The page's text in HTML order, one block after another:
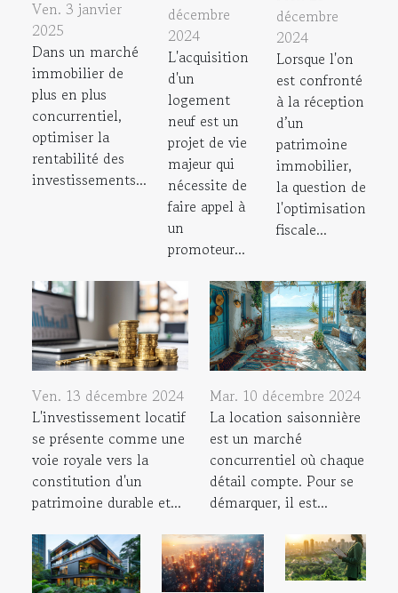
Ven. 3 janvier
2025
Dans un marché
immobilier de
plus en plus
concurrentiel,
optimiser la
rentabilité des
investissements...
décembre
2024
L'acquisition
d'un
logement
neuf est un
projet de vie
majeur qui
nécessite de
faire appel à
un
promoteur...
décembre
2024
Lorsque l'on
est confronté
à la réception
d’un
patrimoine
immobilier,
la question de
l'optimisation
fiscale...
Ven. 13 décembre 2024
L'investissement locatif
se présente comme une
voie royale vers la
constitution d'un
patrimoine durable et...
Mar. 10 décembre 2024
La location saisonnière
est un marché
concurrentiel où chaque
détail compte. Pour se
démarquer, il est...